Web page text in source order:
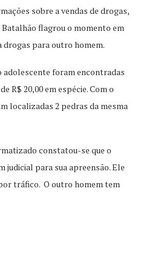
sobre a vendas de drogas,
Batalhão flagrou o momento em
drogas para outro homem.
adolescente foram encontradas
R$ 20,00 em espécie. Com o
localizadas 2 pedras da mesma
constatou-se que o
judicial para sua apreensão. Ele
tráfico. O outro homem tem